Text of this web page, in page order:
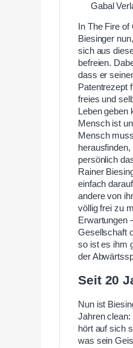
Gabal
In The Fire
Biesinger
sich aus
befreien.
dass er
Patentrezept
freies und
Leben geben
Mensch ist
Mensch
persönlich
Rainer
einfach
andere von
völlig frei zu
Erwartungen
Gesellschaft
so ist es ihm
der
Seit 20
Nun ist
Jahren clean:
hört auf sich
was sein